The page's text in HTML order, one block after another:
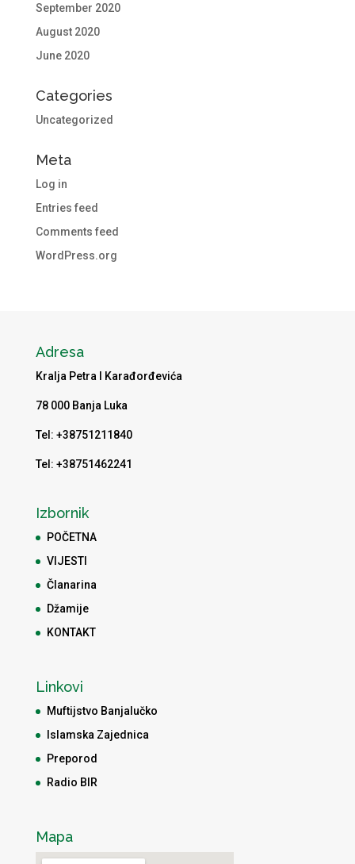
September 2020
August 2020
June 2020
Categories
Uncategorized
Meta
Log in
Entries feed
Comments feed
WordPress.org
Adresa
Kralja Petra I Karađorđevića
78 000 Banja Luka
Tel: +38751211840
Tel: +38751462241
Izbornik
POČETNA
VIJESTI
Članarina
Džamije
KONTAKT
Linkovi
Muftijstvo Banjalučko
Islamska Zajednica
Preporod
Radio BIR
Mapa